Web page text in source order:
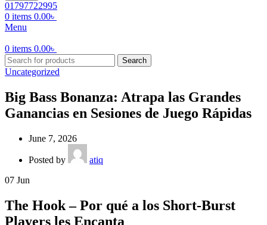
01797722995
0 items 0.00৳
Menu
0 items 0.00৳
Search
Uncategorized
Big Bass Bonanza: Atrapa las Grandes
Ganancias en Sesiones de Juego Rápidas
June 7, 2026
Posted by
atiq
07 Jun
The Hook – Por qué a los Short‑Burst
Players les Encanta